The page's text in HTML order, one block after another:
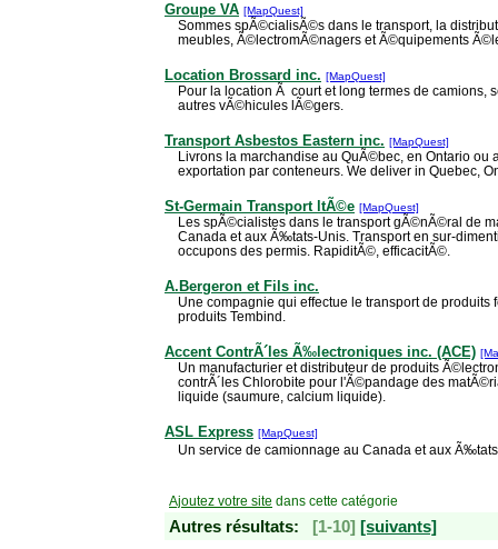
Groupe VA [MapQuest]
Sommes spÃ©cialisÃ©s dans le transport, la
meubles, Ã©lectromÃ©nagers et Ã©quipements
Location Brossard inc. [MapQuest]
Pour la location Ã court et long termes de camions,
autres vÃ©hicules lÃ©gers.
Transport Asbestos Eastern inc. [MapQuest]
Livrons la marchandise au QuÃ©bec, en Ontario ou
exportation par conteneurs. We deliver in Quebec,
St-Germain Transport ltÃ©e [MapQuest]
Les spÃ©cialistes dans le transport gÃ©nÃ©ral de
Canada et aux Ã‰tats-Unis. Transport en sur-
occupons des permis. RapiditÃ©, efficacitÃ©.
A.Bergeron et Fils inc.
Une compagnie qui effectue le transport de produits
produits Tembind.
Accent ContrÃ´les Ã‰lectroniques inc. (ACE)
Un manufacturier et distributeur de produits
contrÃ´les Chlorobite pour l'Ã©pandage des
liquide (saumure, calcium liquide).
ASL Express [MapQuest]
Un service de camionnage au Canada et aux
Ajoutez votre site dans cette catégorie
Autres résultats: [1-10] [suivants]